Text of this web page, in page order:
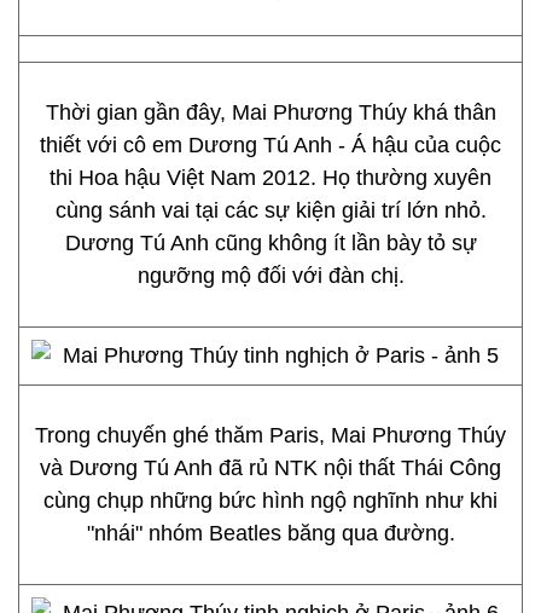
Thời gian gần đây, Mai Phương Thúy khá thân
thiết với cô em Dương Tú Anh - Á hậu của cuộc
thi Hoa hậu Việt Nam 2012. Họ thường xuyên
cùng sánh vai tại các sự kiện giải trí lớn nhỏ.
Dương Tú Anh cũng không ít lần bày tỏ sự
ngưỡng mộ đối với đàn chị.
Trong chuyến ghé thăm Paris, Mai Phương Thúy
và Dương Tú Anh đã rủ NTK nội thất Thái Công
cùng chụp những bức hình ngộ nghĩnh như khi
"nhái" nhóm Beatles băng qua đường.